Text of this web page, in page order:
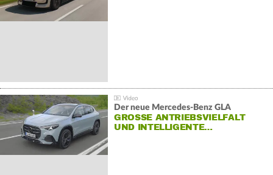
Der neue Mercedes-Benz GLA
GROSSE ANTRIEBSVIELFALT U
ND INTELLIGENTE…